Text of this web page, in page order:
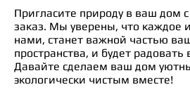
Пригласите природу в ваш дом
заказ. Мы уверены, что каждое
нами, станет важной частью
пространства, и будет радовать
Давайте сделаем ваш дом
экологически чистым вместе!